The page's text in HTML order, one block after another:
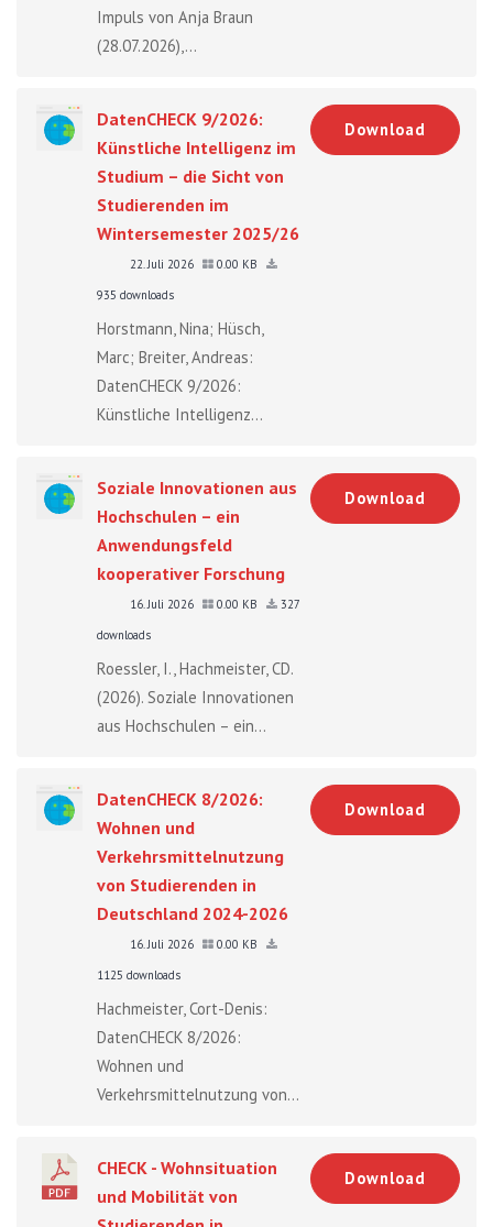
Impuls von Anja Braun
(28.07.2026),...
DatenCHECK 9/2026:
Künstliche Intelligenz im
Studium – die Sicht von
Studierenden im
Wintersemester 2025/26
22. Juli 2026
0.00 KB
935 downloads
Horstmann, Nina; Hüsch,
Marc; Breiter, Andreas:
DatenCHECK 9/2026:
Künstliche Intelligenz...
Download
Soziale Innovationen aus
Hochschulen – ein
Anwendungsfeld
kooperativer Forschung
16. Juli 2026 0.00 KB
327
downloads
Roessler, I., Hachmeister, CD.
(2026). Soziale Innovationen
aus Hochschulen – ein...
Download
DatenCHECK 8/2026:
Wohnen und
Verkehrsmittelnutzung
von Studierenden in
Deutschland 2024-2026
16. Juli 2026
0.00 KB
1125 downloads
Hachmeister, Cort-Denis:
DatenCHECK 8/2026:
Wohnen und
Verkehrsmittelnutzung von...
Download
CHECK - Wohnsituation
und Mobilität von
Download